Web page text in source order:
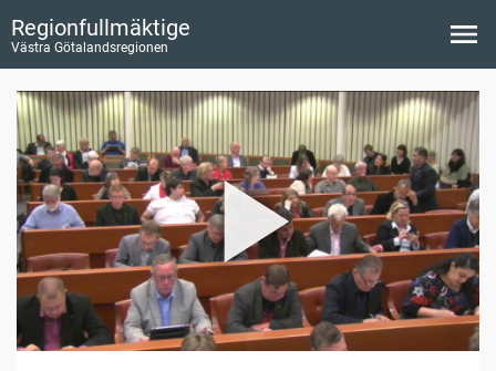
Regionfullmäktige
Västra Götalandsregionen